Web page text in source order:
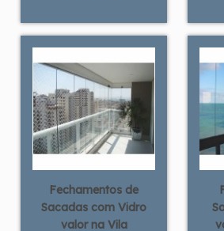
Fechamentos de
Sacadas com Vidro
valor na Vila